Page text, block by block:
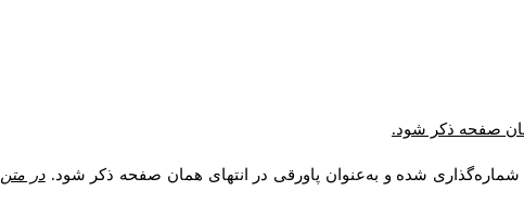
صفحه ذکر شود.
شده و به‌عنوان پاورقی در انتهای همان صفحه ذکر شود. در متن